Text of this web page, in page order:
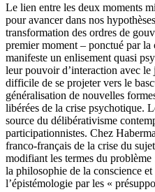
Le lien entre les deux moments
pour avancer dans nos
transformation des ordres de
premier moment – ponctué par
manifeste un enlisement quasi
leur pouvoir d’interaction avec
difficile de se projeter vers le
généralisation de nouvelles
libérées de la crise psychotique.
source du délibérativisme
participationnistes. Chez
franco-français de la crise du
modifiant les termes du
la philosophie de la conscience
l’épistémologie par les «